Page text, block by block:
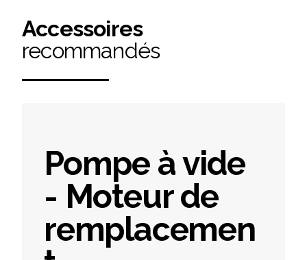
Accessoires
recommandés
Pompe à vide
- Moteur de
remplacemen